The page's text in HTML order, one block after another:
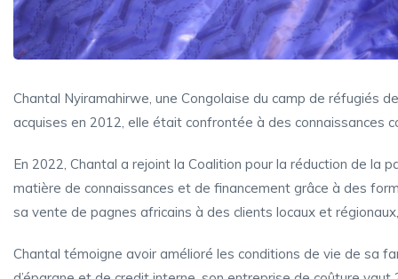
Chantal Nyiramahirwe, une Congolaise du camp de réfugiés
acquises en 2012, elle était confrontée à des connaissances
En 2022, Chantal a rejoint la Coalition pour la réduction de la
matière de connaissances et de financement grâce à des
sa vente de pagnes africains à des clients locaux et
Chantal témoigne avoir amélioré les conditions de vie de sa